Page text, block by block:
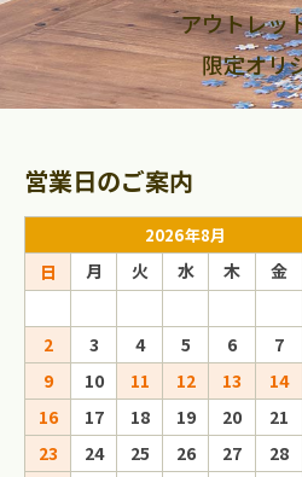
アウトレッ
限定オリ
営業日のご案内
2026年8月
日 月 火 水 木 金
2
3 4 5 6 7
9
10 11 12 13 14
16
17 18 19 20 21
23
24 25 26 27 28